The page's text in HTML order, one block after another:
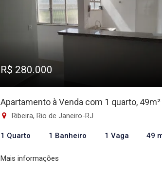
R$ 280.000
Apartamento à Venda com 1 quarto, 49m²
Ribeira, Rio de Janeiro-RJ
1 Quarto 1 Banheiro 1 Vaga 49
Mais informações